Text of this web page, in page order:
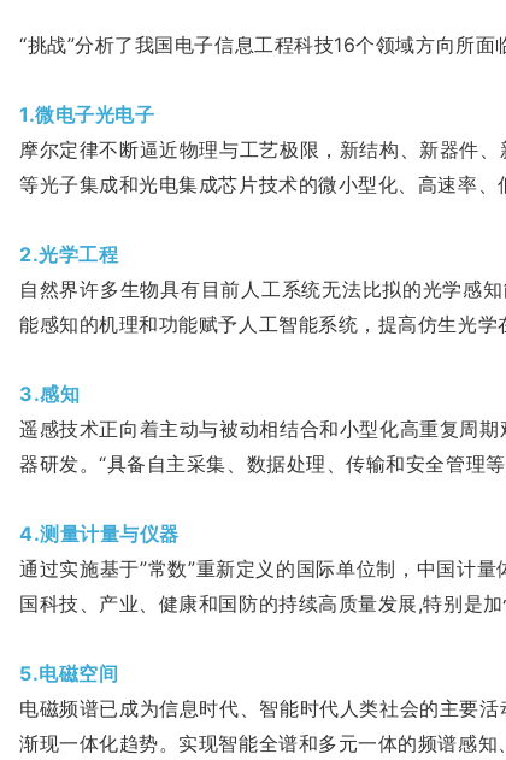
“挑战”分析了我国电子信息工程科技16个领域方向所面
1.微电子光电子
摩尔定律不断逼近物理与工艺极限，新结构、新器件
等光子集成和光电集成芯片技术的微小型化、高速率
2.光学工程
自然界许多生物具有目前人工系统无法比拟的光学感
能感知的机理和功能赋予人工智能系统，提高仿生光学
3.感知
遥感技术正向着主动与被动相结合和小型化高重复周
器研发。“具备自主采集、数据处理、传输和安全管理
4.测量计量与仪器
通过实施基于”常数”重新定义的国际单位制，中国计
国科技、产业、健康和国防的持续高质量发展,特别是
5.电磁空间
电磁频谱已成为信息时代、智能时代人类社会的主要
渐现一体化趋势。实现智能全谱和多元一体的频谱感